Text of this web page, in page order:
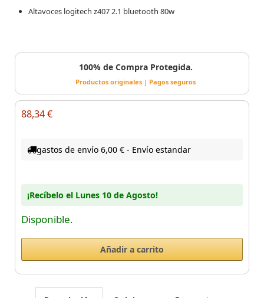
Altavoces logitech z407 2.1 bluetooth 80w
100% de Compra Protegida.
Productos originales | Pagos seguros
88,34 €
gastos de envío 6,00 € - Envío estandar
¡Recíbelo el Lunes 10 de Agosto!
Disponible.